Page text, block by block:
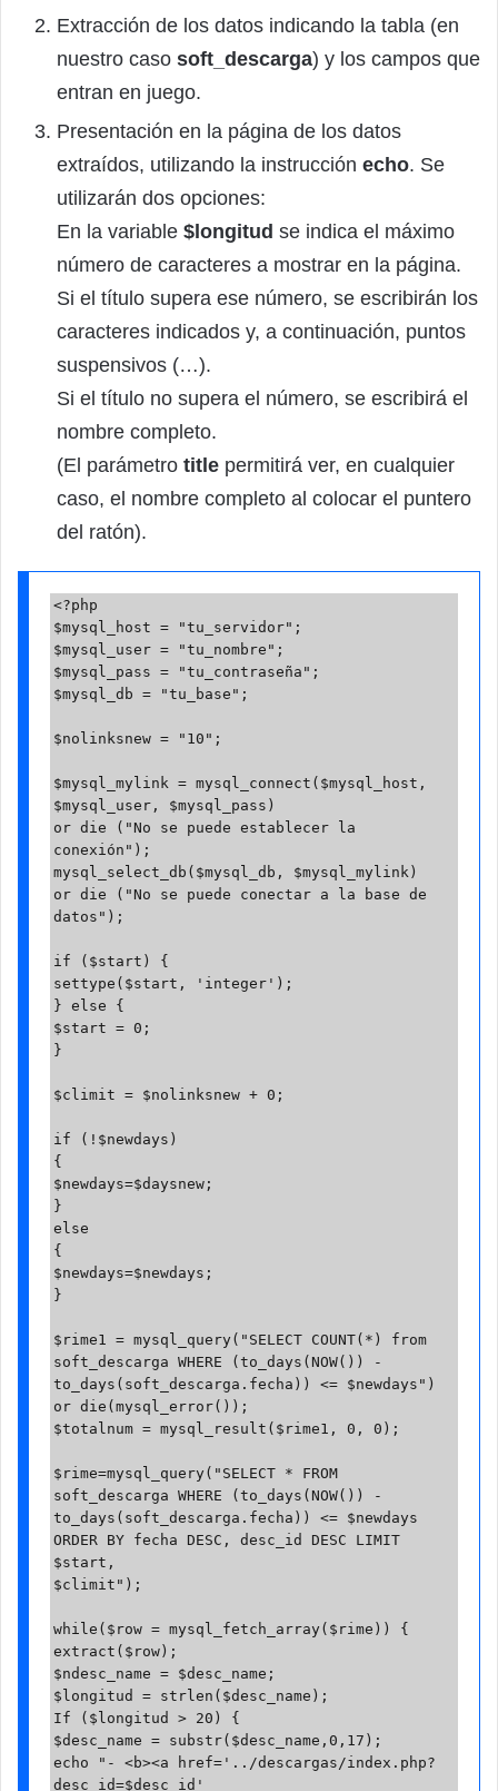
Extracción de los datos indicando la tabla (en
nuestro caso soft_descarga) y los campos que
entran en juego.
Presentación en la página de los datos
extraídos, utilizando la instrucción echo. Se
utilizarán dos opciones:
En la variable $longitud se indica el máximo
número de caracteres a mostrar en la página.
Si el título supera ese número, se escribirán los
caracteres indicados y, a continuación, puntos
suspensivos (…).
Si el título no supera el número, se escribirá el
nombre completo.
(El parámetro title permitirá ver, en cualquier
caso, el nombre completo al colocar el puntero
del ratón).
<?php
$mysql_host = "tu_servidor";
$mysql_user = "tu_nombre";
$mysql_pass = "tu_contraseña";
$mysql_db = "tu_base";
$nolinksnew = "10";
$mysql_mylink = mysql_connect($mysql_host,
$mysql_user, $mysql_pass)
or die ("No se puede establecer la
conexión");
mysql_select_db($mysql_db, $mysql_mylink)
or die ("No se puede conectar a la base de
datos");
if ($start) {
settype($start, 'integer');
} else {
$start = 0;
}
$climit = $nolinksnew + 0;
if (!$newdays)
{
$newdays=$daysnew;
}
else
{
$newdays=$newdays;
}
$rime1 = mysql_query("SELECT COUNT(*) from
soft_descarga WHERE (to_days(NOW()) -
to_days(soft_descarga.fecha)) <= $newdays")
or die(mysql_error());
$totalnum = mysql_result($rime1, 0, 0);
$rime=mysql_query("SELECT * FROM
soft_descarga WHERE (to_days(NOW()) -
to_days(soft_descarga.fecha)) <= $newdays
ORDER BY fecha DESC, desc_id DESC LIMIT
$start,
$climit");
while($row = mysql_fetch_array($rime)) {
extract($row);
$ndesc_name = $desc_name;
$longitud = strlen($desc_name);
If ($longitud > 20) {
$desc_name = substr($desc_name,0,17);
echo "- <b><a href='../descargas/index.php?
desc_id=$desc_id'